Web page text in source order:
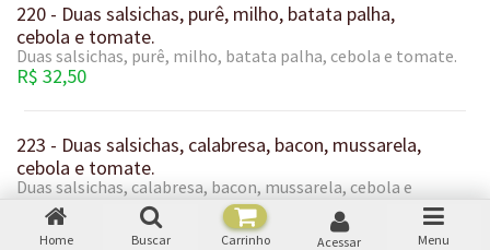
220 - Duas salsichas, purê, milho, batata palha,
cebola e tomate.
Duas salsichas, purê, milho, batata palha, cebola e tomate.
R$ 32,50
223 - Duas salsichas, calabresa, bacon, mussarela,
cebola e tomate.
Duas salsichas, calabresa, bacon, mussarela, cebola e
tomate.
R$ 32,50
Home Buscar Carrinho Acessar Menu